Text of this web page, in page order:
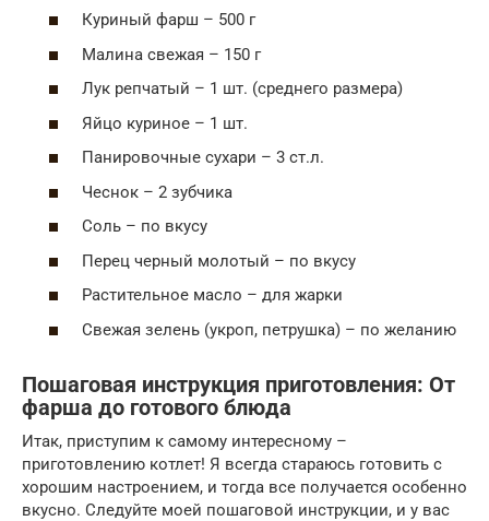
Куриный фарш – 500 г
Малина свежая – 150 г
Лук репчатый – 1 шт. (среднего размера)
Яйцо куриное – 1 шт.
Панировочные сухари – 3 ст.л.
Чеснок – 2 зубчика
Соль – по вкусу
Перец черный молотый – по вкусу
Растительное масло – для жарки
Свежая зелень (укроп, петрушка) – по желанию
Пошаговая инструкция приготовления: От
фарша до готового блюда
Итак, приступим к самому интересному –
приготовлению котлет! Я всегда стараюсь готовить с
хорошим настроением, и тогда все получается особенно
вкусно. Следуйте моей пошаговой инструкции, и у вас